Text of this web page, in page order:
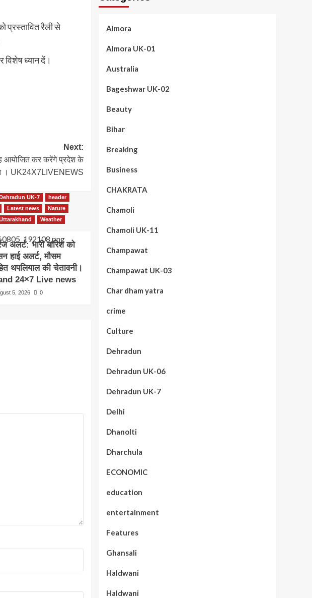
प्रस्तावित रैली से
विशेष ध्यान दें।
Next:
आयोजित कर करेंगे प्रदेश के
। UK24X7LIVENEWS
UK-7
header
Latest news
Nature
Weather
अलर्ट: भारी बारिश को
हाई अलर्ट, मौसम
थपलियाल की चेतावनी।
24×7 Live news
5, 2026 0
Almora
Almora UK-01
Australia
Bageshwar UK-02
Beauty
Bihar
Breaking
Business
CHAKRATA
Chamoli
Chamoli UK-11
Champawat
Champawat UK-03
Char dham yatra
crime
Culture
Dehradun
Dehradun UK-06
Dehradun UK-7
Delhi
Dhanolti
Dharchula
ECONOMIC
education
entertainment
Features
Ghansali
Haldwani
Haldwani